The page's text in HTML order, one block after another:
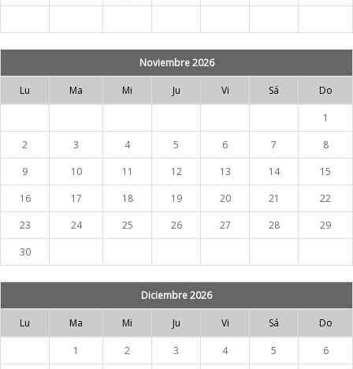
Noviembre 2026
Lu Ma Mi Ju Vi Sá Do
1
2
3 4 5 6 7
8
9
10 11 12 13 14
15
16
17 18 19 20 21
22
23
24 25 26 27 28
29
30
Diciembre 2026
Lu Ma Mi Ju Vi Sá Do
1 2 3 4 5
6